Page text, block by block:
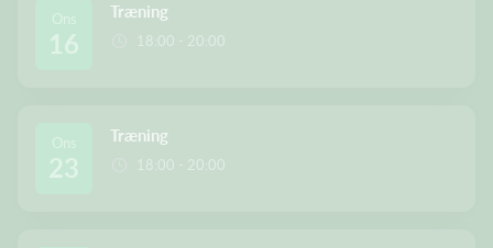
Ons
16
Træning
18:00 - 20:00
Ons
23
Træning
18:00 - 20:00